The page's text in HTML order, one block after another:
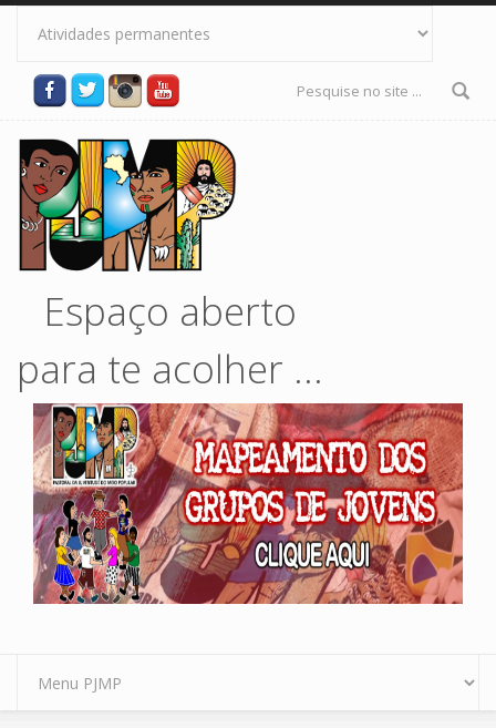
Pular para o conteúdo principal
Formulário
Espaço aberto
para te acolher ...